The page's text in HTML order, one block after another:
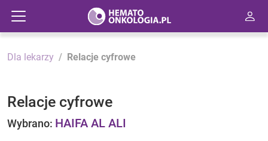
Dla lekarzy Relacje cyfrowe
Relacje cyfrowe
Wybrano: HAIFA AL ALI